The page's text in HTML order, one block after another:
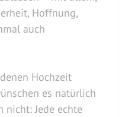
Hoffnung,
auch
Hochzeit
es natürlich
nicht: Jede echte